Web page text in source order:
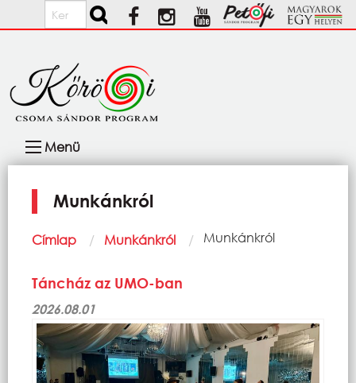
Ugrás a tartalomra
Keresés
navigáció
Menü
Munkánkról
Morzsa
Címlap Munkánkról Current:
Munkánkról
Táncház az UMO-ban
2026.08.01